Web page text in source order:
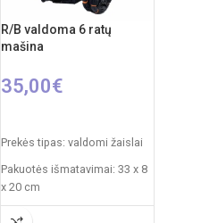
R/B valdoma 6 ratų
mašina
35,00€
Prekės tipas: valdomi žaislai
Pakuotės išmatavimai: 33 x 8
x 20 cm